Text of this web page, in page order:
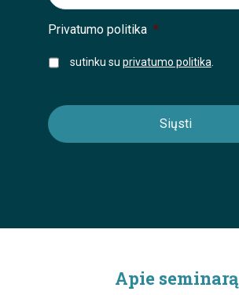
Privatumo politika *
sutinku su privatumo politika
Apie seminarą